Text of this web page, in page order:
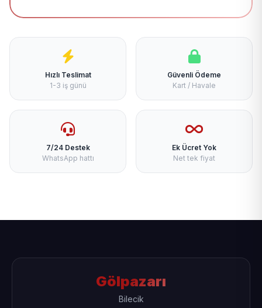
Hızlı Teslimat
1-3 iş günü
Güvenli Ödeme
Kart / Havale
7/24 Destek
WhatsApp hattı
Ek Ücret Yok
Net tek fiyat
Gölpazarı
Bilecik